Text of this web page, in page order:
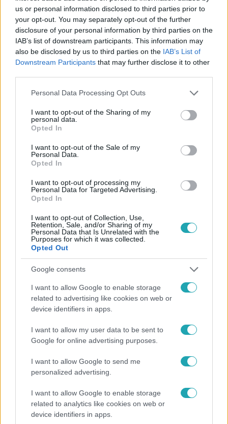
us or personal information disclosed to third parties prior to
your opt-out. You may separately opt-out of the further
disclosure of your personal information by third parties on the
IAB’s list of downstream participants. This information may
also be disclosed by us to third parties on the IAB’s List of
Downstream Participants that may further disclose it to other
Please note that this website/app uses one or more Google
not limited to your visit or usage behaviour. You may click to
grant or deny consent to Google and its third-party tags to
use your data for below specified purposes in below Google
consent section.
Personal Data Processing Opt Outs
I want to opt-out of the Sharing of my
personal data.
Opted In
I want to opt-out of the Sale of my
Personal Data.
Opted In
I want to opt-out of processing my
Personal Data for Targeted Advertising.
Opted In
I want to opt-out of Collection, Use,
Retention, Sale, and/or Sharing of my
Personal Data that Is Unrelated with the
Purposes for which it was collected.
Opted Out
Google consents
I want to allow Google to enable storage
related to advertising like cookies on web or
device identifiers in apps.
I want to allow my user data to be sent to
Google for online advertising purposes.
I want to allow Google to send me
personalized advertising.
I want to allow Google to enable storage
related to analytics like cookies on web or
device identifiers in apps.
Kövess minket, és értesülj a friss hírekről a
Facebookon is!
Követem
SZTÁRBOX # RTL # EXKLUZÍV INTERJÚ
EXTRA VIDEÓK
SZTÁRBOX 2025 #SZTÁRBOX SZEREPLŐ
BERNÁTH ODETT
Népszerű
Most Wanted - A hajsza
Lakossági felhívás – Megvan, kik a Most Wanted